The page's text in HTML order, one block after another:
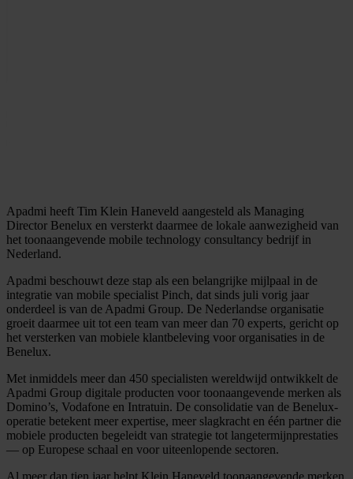
Apadmi heeft Tim Klein Haneveld aangesteld als Managing
Director Benelux en versterkt daarmee de lokale aanwezigheid van
het toonaangevende mobile technology consultancy bedrijf in
Nederland.
Apadmi beschouwt deze stap als een belangrijke mijlpaal in de
integratie van mobile specialist Pinch, dat sinds juli vorig jaar
onderdeel is van de Apadmi Group. De Nederlandse organisatie
groeit daarmee uit tot een team van meer dan 70 experts, gericht op
het versterken van mobiele klantbeleving voor organisaties in de
Benelux.
Met inmiddels meer dan 450 specialisten wereldwijd ontwikkelt de
Apadmi Group digitale producten voor toonaangevende merken als
Domino’s, Vodafone en Intratuin. De consolidatie van de Benelux-
operatie betekent meer expertise, meer slagkracht en één partner die
mobiele producten begeleidt van strategie tot langetermijnprestaties
— op Europese schaal en voor uiteenlopende sectoren.
Al meer dan tien jaar helpt Klein Haneveld toonaangevende merken